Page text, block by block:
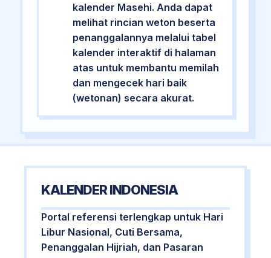
kalender Masehi. Anda dapat
melihat rincian weton beserta
penanggalannya melalui tabel
kalender interaktif di halaman
atas untuk membantu memilah
dan mengecek hari baik
(wetonan) secara akurat.
KALENDER INDONESIA
Portal referensi terlengkap untuk Hari
Libur Nasional, Cuti Bersama,
Penanggalan Hijriah, dan Pasaran